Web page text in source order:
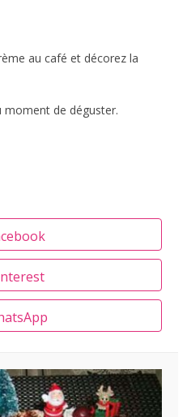
au café et décorez la
moment de déguster.